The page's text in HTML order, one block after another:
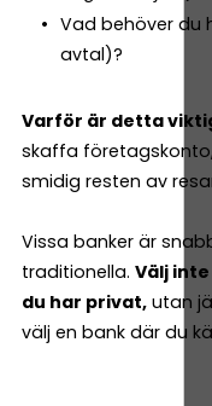
Vad behöver du
avtal)?
Varför är detta
skaffa
smidig resten av
Vissa banker är
traditionella. Välj
du har privat, utan
välj en bank där du